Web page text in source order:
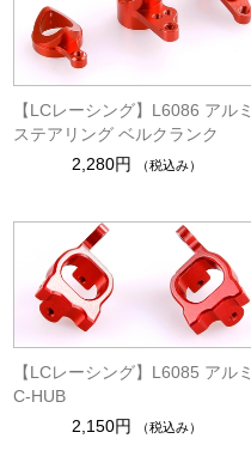
【LCレーシング】L6086 アルミ
ステアリング ベルクランク
2,280円
（税込み）
【LCレーシング】L6085 アルミ
C-HUB
2,150円
（税込み）